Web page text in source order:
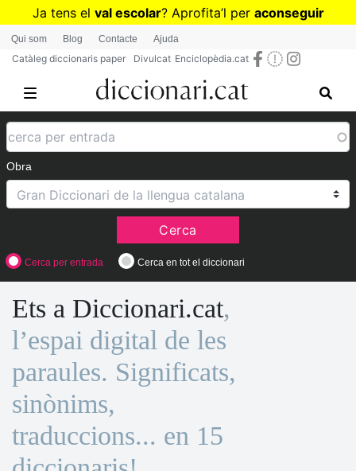
Vés
contingut
Ja tens el val escolar? Aprofita’l per aconseguir
diccionaris per a Primària o Secundària
Qui som Blog Contacte Ajuda
Catàleg diccionaris paper Divulcat Enciclopèdia.cat
Obra
Cerca
Cerca per entrada Cerca en tot el diccionari
Ets a Diccionari.cat,
l’espai digital de les
paraules. Significats,
sinònims,
traduccions... en 15